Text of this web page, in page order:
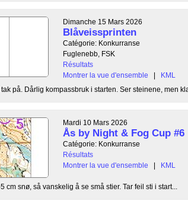
Dimanche 15 Mars 2026
Blåveissprinten
Catégorie: Konkurranse
Fuglenebb, FSK
Résultats
Montrer la vue d'ensemble
|
KML
på. Dårlig kompassbruk i starten. Ser steinene, men
Mardi 10 Mars 2026
Ås by Night & Fog Cup #6
Catégorie: Konkurranse
Résultats
Montrer la vue d'ensemble
| KML
snø, så vanskelig å se små stier. Tar feil sti i start...